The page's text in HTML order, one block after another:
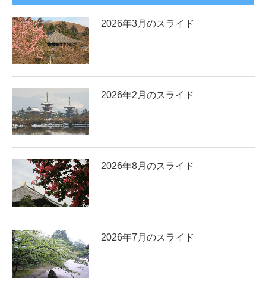
2026年3月のスライド
2026年2月のスライド
2026年8月のスライド
2026年7月のスライド